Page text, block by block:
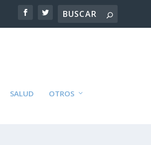
SALUD OTROS